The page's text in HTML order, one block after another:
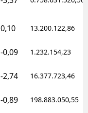
0,10 13.200.122,86
-0,09 1.232.154,23
-2,74 16.377.723,46
-0,89 198.883.050,55